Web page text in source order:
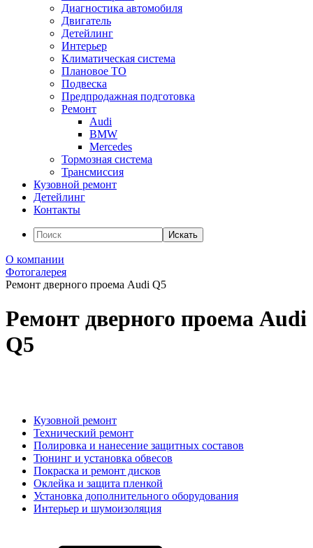
Диагностика автомобиля
Двигатель
Детейлинг
Интерьер
Климатическая система
Плановое ТО
Подвеска
Предпродажная подготовка
Ремонт
Audi
BMW
Mercedes
Тормозная система
Трансмиссия
Кузовной ремонт
Детейлинг
Контакты
Искать
О компании
Фотогалерея
Ремонт дверного проема Audi Q5
Ремонт дверного проема Audi
Q5
Кузовной ремонт
Технический ремонт
Полировка и нанесение защитных составов
Тюнинг и установка обвесов
Покраска и ремонт дисков
Оклейка и защита пленкой
Установка дополнительного оборудования
Интерьер и шумоизоляция